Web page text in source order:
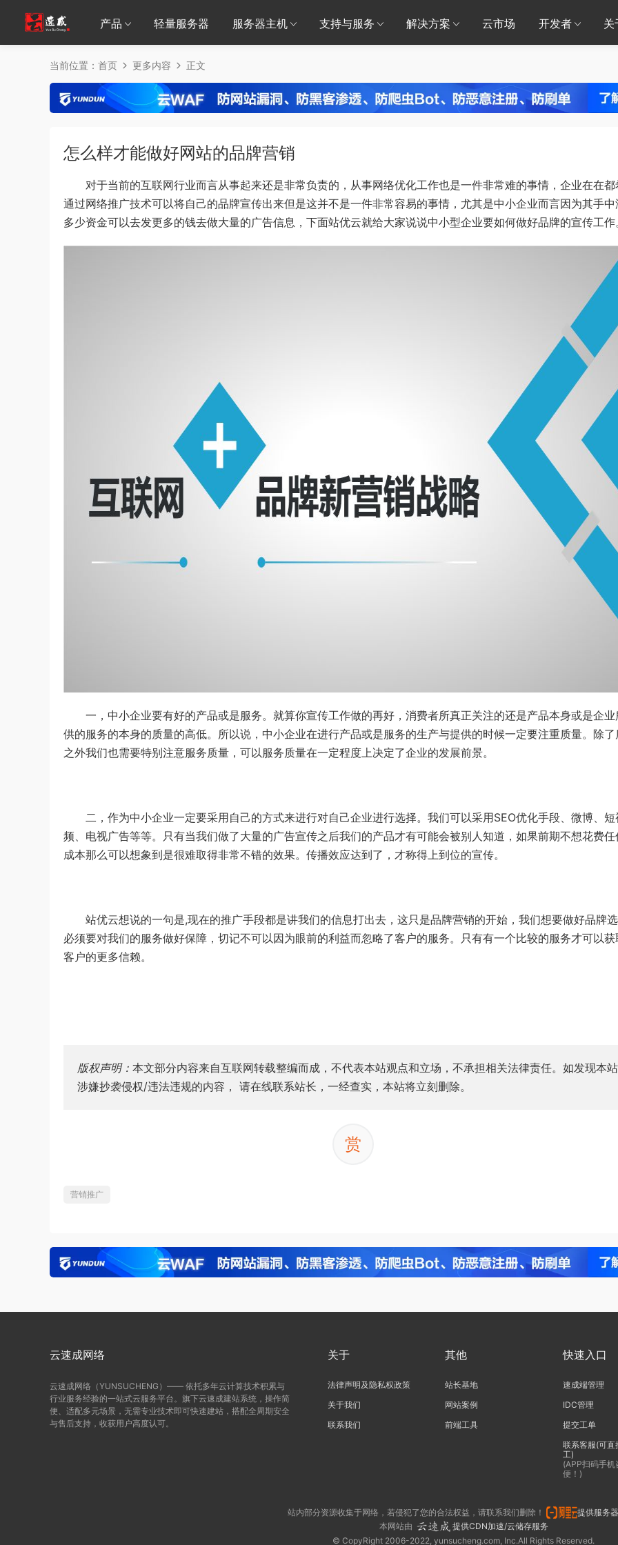
产品 轻量服务器 服务器主机 支持与服务 解决方案 云市场 开发者 关
当前位置： 首页 更多内容 正文
怎么样才能做好网站的品牌营销
对于当前的互联网行业而言从事起来还是非常负责的，从事网络优化工作也是一件非常难的事情，企业在在都
通过网络推广技术可以将自己的品牌宣传出来但是这并不是一件非常容易的事情，尤其是中小企业而言因为其手中
多少资金可以去发更多的钱去做大量的广告信息，下面站优云就给大家说说中小型企业要如何做好品牌的宣传工作
一，中小企业要有好的产品或是服务。就算你宣传工作做的再好，消费者所真正关注的还是产品本身或是企业
供的服务的本身的质量的高低。所以说，中小企业在进行产品或是服务的生产与提供的时候一定要注重质量。除了
之外我们也需要特别注意服务质量，可以服务质量在一定程度上决定了企业的发展前景。
二，作为中小企业一定要采用自己的方式来进行对自己企业进行选择。我们可以采用SEO优化手段、微博、短
频、电视广告等等。只有当我们做了大量的广告宣传之后我们的产品才有可能会被别人知道，如果前期不想花费任
成本那么可以想象到是很难取得非常不错的效果。传播效应达到了，才称得上到位的宣传。
站优云想说的一句是,现在的推广手段都是讲我们的信息打出去，这只是品牌营销的开始，我们想要做好品牌
必须要对我们的服务做好保障，切记不可以因为眼前的利益而忽略了客户的服务。只有有一个比较的服务才可以获
客户的更多信赖。
版权声明： 本文部分内容来自互联网转载整编而成，不代表本站观点和立场，不承担相关法律责任。如发现本
涉嫌抄袭侵权/违法违规的内容， 请在线联系站长，一经查实，本站将立刻删除。
赏
营销推广
云速成网络
云速成网络（YUNSUCHENG）—— 依托多年云计算技术积累与
行业服务经验的一站式云服务平台。旗下云速成建站系统，操作简
便、适配多元场景，无需专业技术即可快速建站，搭配全周期安全
与售后支持，收获用户高度认可。
关于
法律声明及隐私权政策
关于我们
联系我们
其他
站长基地
网站案例
前端工具
快速入口
速成端管理
IDC管理
提交工单
联系客服(可直
工)
(APP扫码手机
便！)
站内部分资源收集于网络，若侵犯了您的合法权益，请联系我们删除！
提供服务
本网站由
提供CDN加速/云储存服务
© CopyRight 2006-2022, yunsucheng.com, Inc.All Rights Reserved.